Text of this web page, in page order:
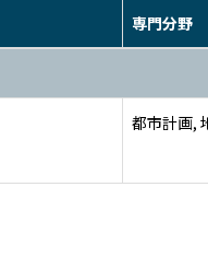
専門分野
都市計画,